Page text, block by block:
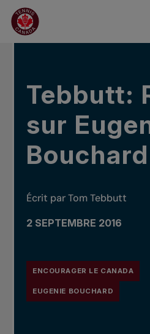
Sauter au menu principal
Sauter au contenu principal
Sauter au pied de page
DANS LES NOUVELLES
Tebbutt:
sur
Bouchard
Écrit par Tom Tebbutt
2 SEPTEMBRE 2016
ENCOURAGER LE CANADA
EUGENIE BOUCHARD